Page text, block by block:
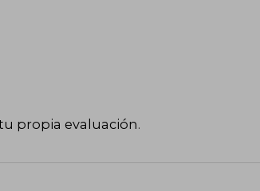
propia evaluación.